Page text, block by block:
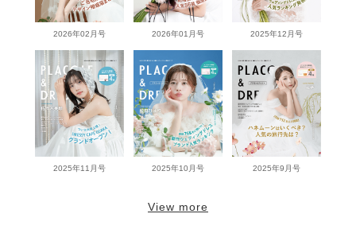
2026年02月号 2026年01月号 2025年12月号
2025年11月号 2025年10月号 2025年9月号
View more